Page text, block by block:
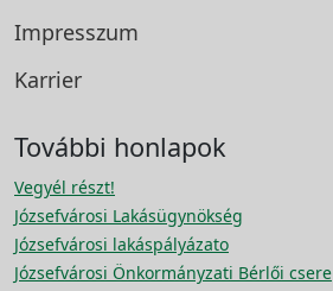
Impresszum
Karrier
További honlapok
Vegyél részt!
Józsefvárosi Lakásügynökség
Józsefvárosi lakáspályázato
Józsefvárosi Önkormányzati Bérlői csere